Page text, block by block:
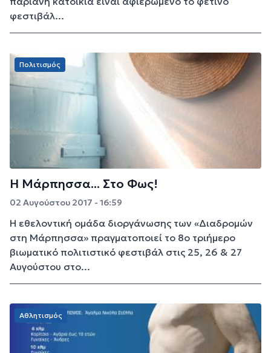
φεστιβάλ...
Πολιτισμός
Η Μάρπησσα... Στο Φως!
02 Αυγούστου 2017 - 16:59
Η εθελοντική ομάδα διοργάνωσης των «Διαδρομών
στη Μάρπησσα» πραγματοποιεί το 8ο τριήμερο
βιωματικό πολιτιστικό φεστιβάλ στις 25, 26 & 27
Αυγούστου στο...
Αθλητισμός